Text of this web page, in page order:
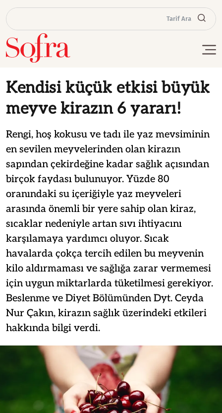
Tarif Ara
Kendisi küçük etkisi büyük
meyve kirazın 6 yararı!
Rengi, hoş kokusu ve tadı ile yaz mevsiminin
en sevilen meyvelerinden olan kirazın
sapından çekirdeğine kadar sağlık açısından
birçok faydası bulunuyor. Yüzde 80
oranındaki su içeriğiyle yaz meyveleri
arasında önemli bir yere sahip olan kiraz,
sıcaklar nedeniyle artan sıvı ihtiyacını
karşılamaya yardımcı oluyor. Sıcak
havalarda çokça tercih edilen bu meyvenin
kilo aldırmaması ve sağlığa zarar vermemesi
için uygun miktarlarda tüketilmesi gerekiyor.
Beslenme ve Diyet Bölümünden Dyt. Ceyda
Nur Çakın, kirazın sağlık üzerindeki etkileri
hakkında bilgi verdi.